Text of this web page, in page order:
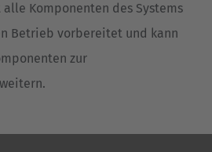
Komponenten des Systems
Betrieb vorbereitet und kann
zur